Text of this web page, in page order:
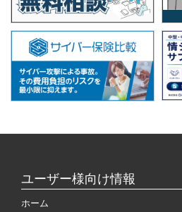
ユーザー様向け情報
ホーム